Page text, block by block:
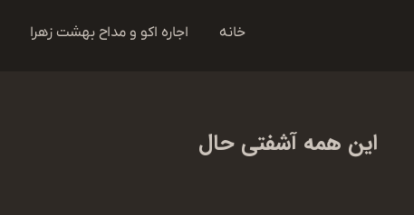
خانه اجاره اکو و مداح بهشت زهرا
این همه آشفتی حال